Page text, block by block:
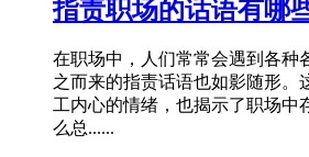
指责职场的话语有哪
在职场中，人们常常会遇到各种
之而来的指责话语也如影随形。
工内心的情绪，也揭示了职场中
么总......